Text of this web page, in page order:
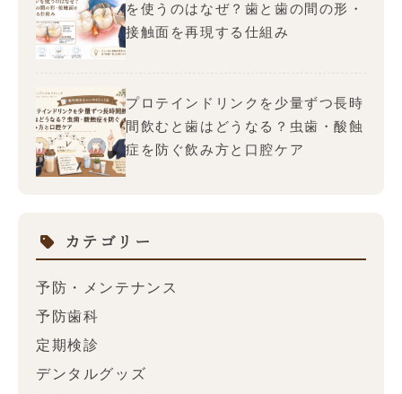
を使うのはなぜ？歯と歯の間の形・
接触面を再現する仕組み
プロテインドリンクを少量ずつ長時
間飲むと歯はどうなる？虫歯・酸蝕
症を防ぐ飲み方と口腔ケア
カテゴリー
予防・メンテナンス
予防歯科
定期検診
デンタルグッズ